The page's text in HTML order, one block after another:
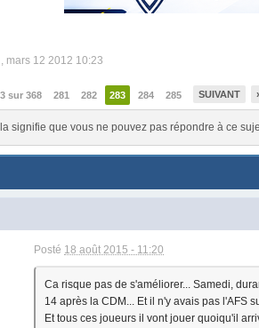
, mars 12 2012 10:23
sur 368 281 282 283 284 285 SUIVANT
signifie que vous ne pouvez pas répondre à ce
Posté 18 août 2015 - 11:20
Ca risque pas de s'améliorer... Samedi,
14 après la CDM... Et il n'y avais pas l'AFS
Et tous ces joueurs il vont jouer quoiqu'il